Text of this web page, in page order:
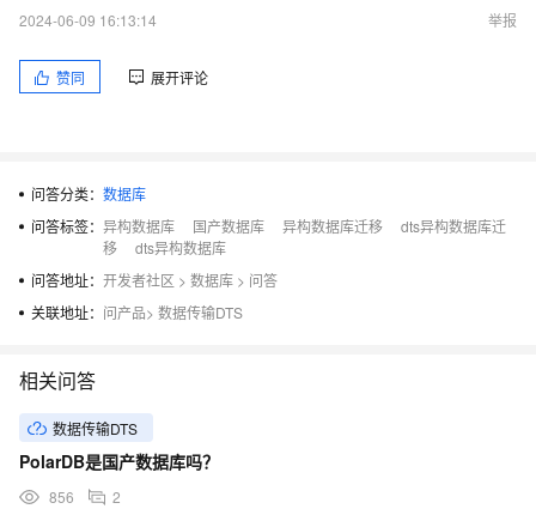
2024-06-09 16:13:14
举报
赞同 展开评论
问答分类： 数据库
问答标签： 异构数据库 国产数据库 异构数据库迁移
dts异构数据库迁
移
dts异构数据库
问答地址： 开发者社区 > 数据库 > 问答
关联地址： 问产品> 数据传输DTS
相关问答
数据传输DTS
PolarDB是国产数据库吗？
856 2